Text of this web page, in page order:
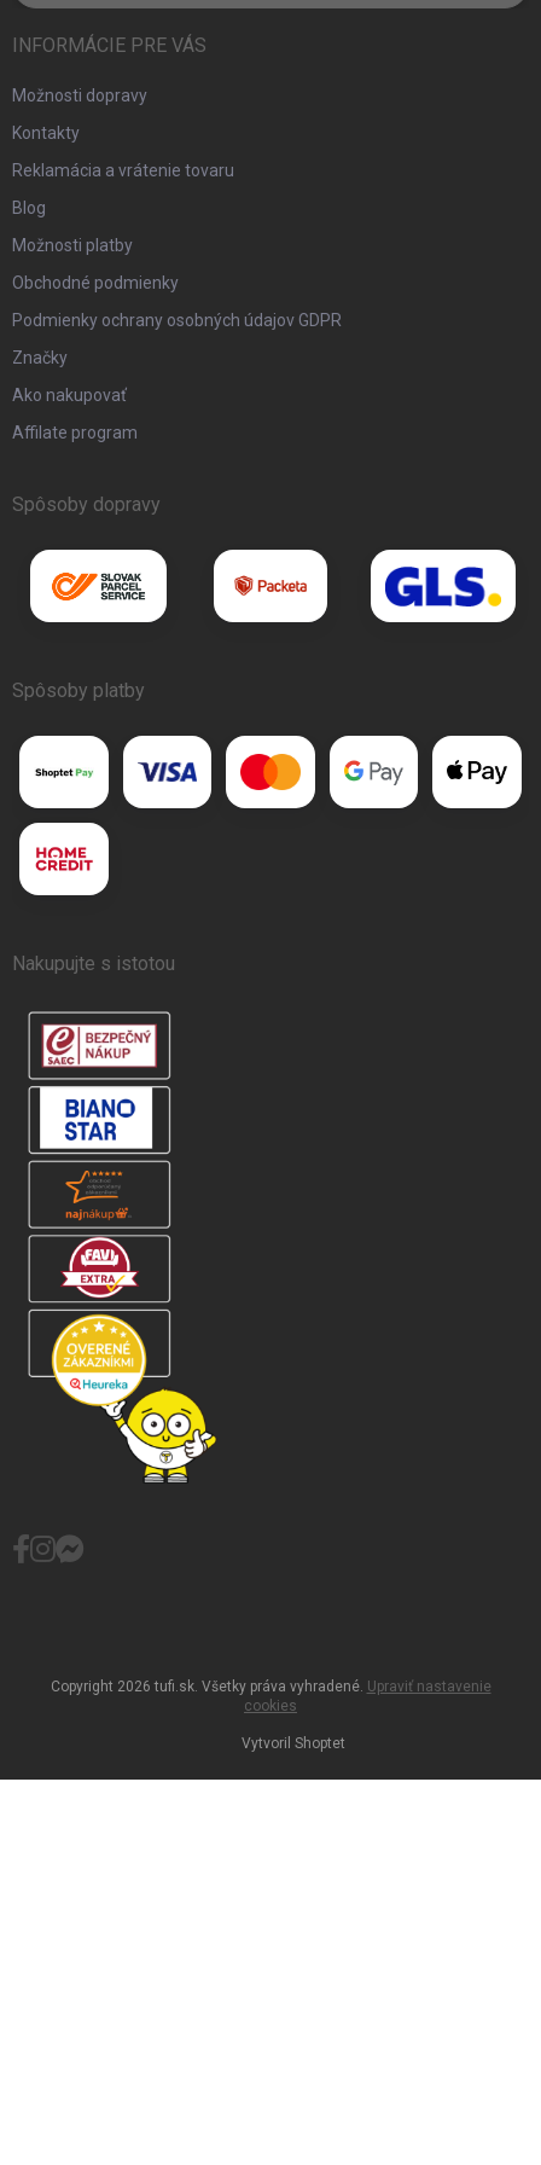
INFORMÁCIE PRE VÁS
Možnosti dopravy
Kontakty
Reklamácia a vrátenie tovaru
Blog
Možnosti platby
Obchodné podmienky
Podmienky ochrany osobných údajov GDPR
Značky
Ako nakupovať
Affilate program
Spôsoby dopravy
Spôsoby platby
Nakupujte s istotou
Vytvoril Shoptet
Copyright 2026tufi.sk. Všetky práva vyhradené. Upraviť nastavenie
cookies